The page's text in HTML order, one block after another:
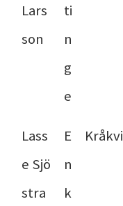
Lars
son
ti
n
g
e
Lass
e Sjö
stra
E
n
k